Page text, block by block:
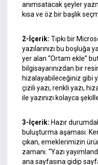
anımsatacak şeyler
kısa ve öz bir başlık
2-İçerik: Tıpkı bir
yazılarınızı bu boşluğa
yer alan “Ortam ekle”
bilgisayarınızdan bir
hizalayabileceğiniz gibi
çizili yazı, renkli yazı,
ile yazınızı kolayca
3-İçerik: Hazır
buluşturma aşaması.
çıkan, emeklerimizin
zamanı. “Yazı
ana sayfasına gidip